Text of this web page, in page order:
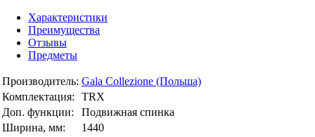
Характеристики
Преимущества
Отзывы
Предметы
Производитель: Gala Collezione (Польша)
Комплектация:
TRX
Доп. функции:
Подвижная спинка
Ширина, мм:
1440